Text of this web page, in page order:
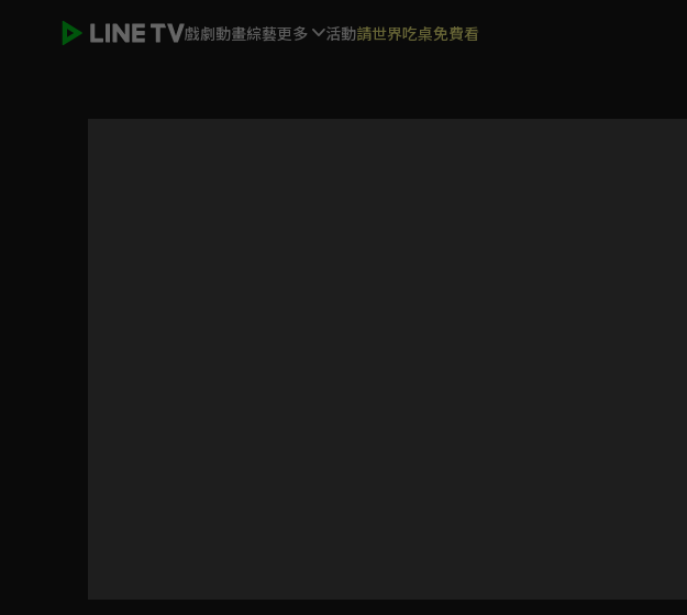
戲劇動畫綜藝更多 活動請世界吃桌免費看